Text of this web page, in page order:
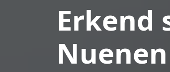
Erkend
Nuenen